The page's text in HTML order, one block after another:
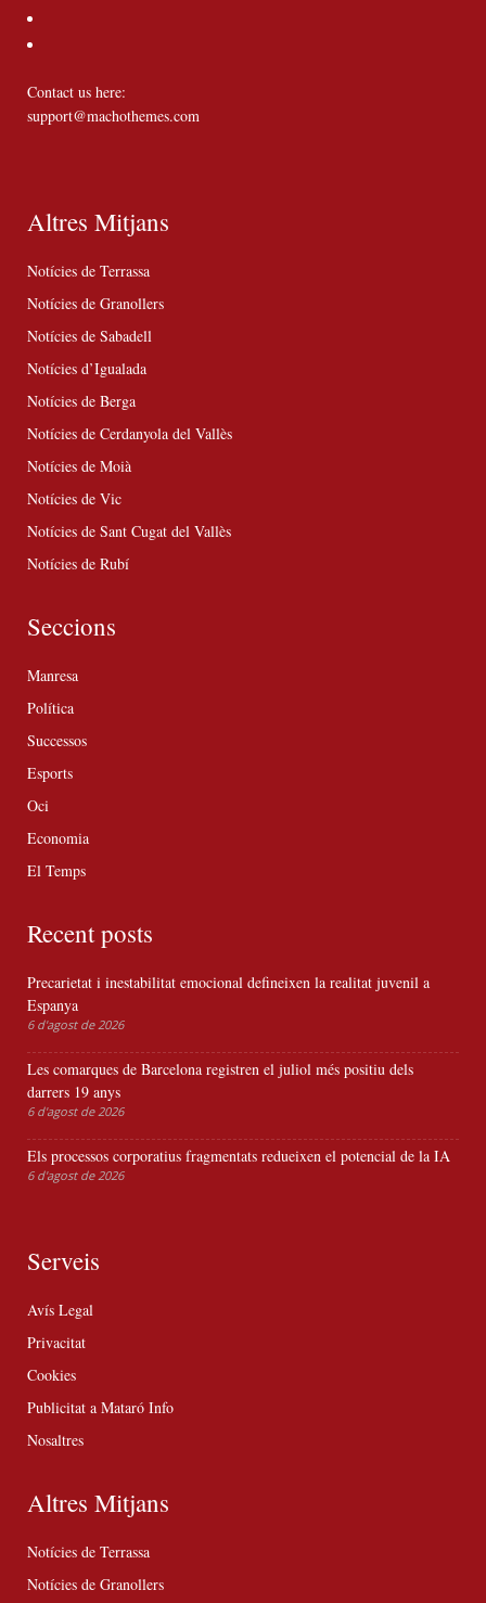
Contact us here:
support@machothemes.com
Altres Mitjans
Notícies de Terrassa
Notícies de Granollers
Notícies de Sabadell
Notícies d’Igualada
Notícies de Berga
Notícies de Cerdanyola del Vallès
Notícies de Moià
Notícies de Vic
Notícies de Sant Cugat del Vallès
Notícies de Rubí
Seccions
Manresa
Política
Successos
Esports
Oci
Economia
El Temps
Recent posts
Precarietat i inestabilitat emocional defineixen la realitat juvenil a
Espanya
6 d'agost de 2026
Les comarques de Barcelona registren el juliol més positiu dels
darrers 19 anys
6 d'agost de 2026
Els processos corporatius fragmentats redueixen el potencial de la IA
6 d'agost de 2026
Serveis
Avís Legal
Privacitat
Cookies
Publicitat a Mataró Info
Nosaltres
Altres Mitjans
Notícies de Terrassa
Notícies de Granollers